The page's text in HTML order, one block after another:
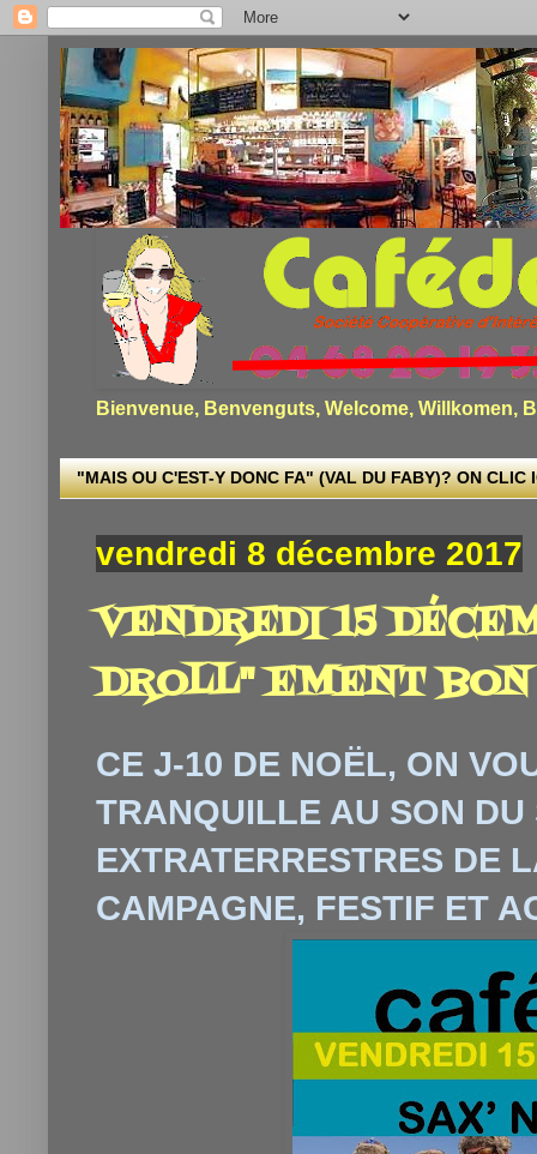
Bienvenue, Benvenguts, Welcome, Willkomen,
"MAIS OU C'EST-Y DONC FA" (VAL DU FABY)? ON CLIC
vendredi 8 décembre 2017
VENDREDI 15
DROLL" EMENT
CE J-10 DE NOËL, ON
TRANQUILLE AU SON DU
EXTRATERRESTRES DE
CAMPAGNE, FESTIF ET